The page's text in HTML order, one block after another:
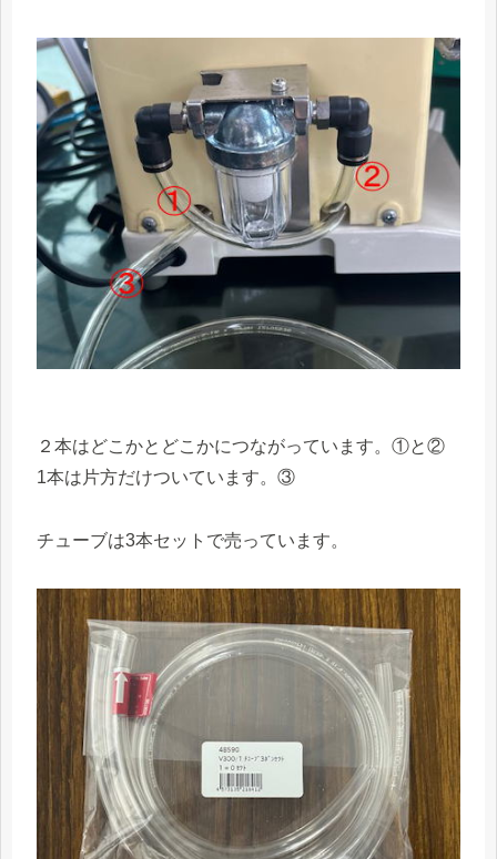
２本はどこかとどこかにつながっています。①と②
1本は片方だけついています。③
チューブは3本セットで売っています。